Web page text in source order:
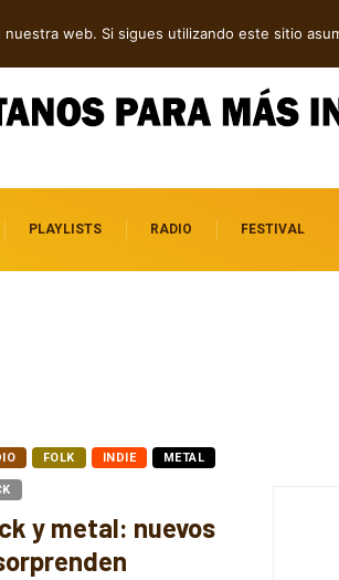
PLAYLISTS RADIO FESTIVAL
FOLK INDIE METAL
y metal: nuevos
web. Si sigues utilizando este sitio